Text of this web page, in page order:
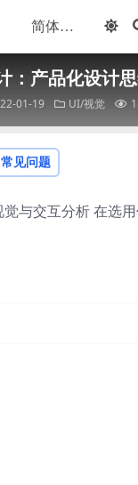
：产品化设计
01-19 UI/视觉
常见问题
与交互分析 在选